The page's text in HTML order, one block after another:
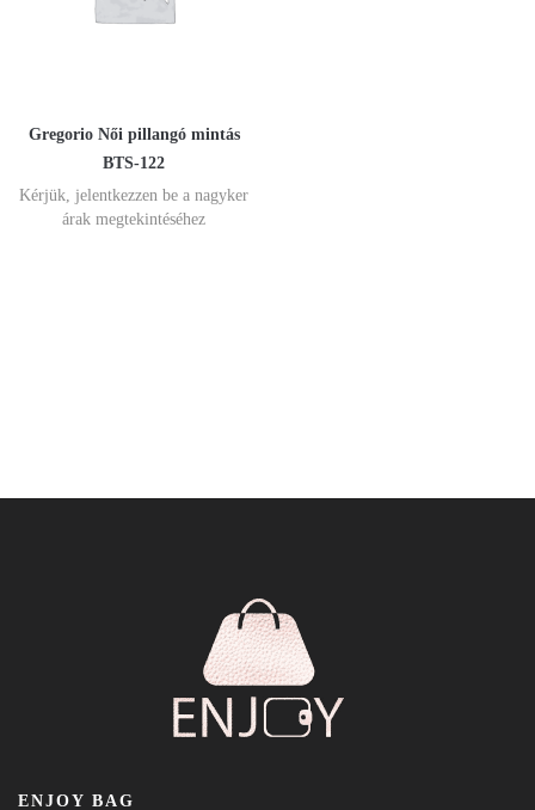
Gregorio Női pillangó mintás
BTS-122
Kérjük, jelentkezzen be a nagyker
árak megtekintéséhez
ENJOY BAG